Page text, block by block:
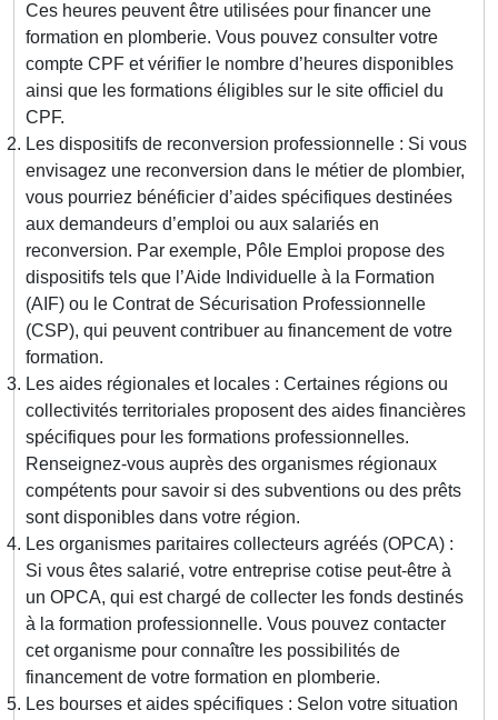
Ces heures peuvent être utilisées pour financer une
formation en plomberie. Vous pouvez consulter votre
compte CPF et vérifier le nombre d’heures disponibles
ainsi que les formations éligibles sur le site officiel du
CPF.
Les dispositifs de reconversion professionnelle : Si vous
envisagez une reconversion dans le métier de plombier,
vous pourriez bénéficier d’aides spécifiques destinées
aux demandeurs d’emploi ou aux salariés en
reconversion. Par exemple, Pôle Emploi propose des
dispositifs tels que l’Aide Individuelle à la Formation
(AIF) ou le Contrat de Sécurisation Professionnelle
(CSP), qui peuvent contribuer au financement de votre
formation.
Les aides régionales et locales : Certaines régions ou
collectivités territoriales proposent des aides financières
spécifiques pour les formations professionnelles.
Renseignez-vous auprès des organismes régionaux
compétents pour savoir si des subventions ou des prêts
sont disponibles dans votre région.
Les organismes paritaires collecteurs agréés (OPCA) :
Si vous êtes salarié, votre entreprise cotise peut-être à
un OPCA, qui est chargé de collecter les fonds destinés
à la formation professionnelle. Vous pouvez contacter
cet organisme pour connaître les possibilités de
financement de votre formation en plomberie.
Les bourses et aides spécifiques : Selon votre situation